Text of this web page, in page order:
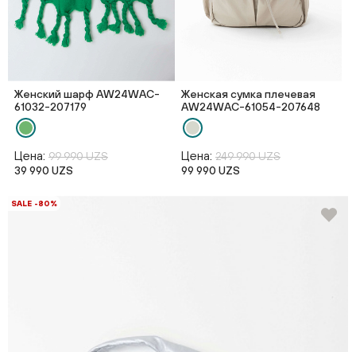
Женский шарф AW24WAC-
61032-207179
Цена: 99 990 UZS
39 990 UZS
Женская сумка плечевая
AW24WAC-61054-207648
Цена: 249 990 UZS
99 990 UZS
SALE -80%